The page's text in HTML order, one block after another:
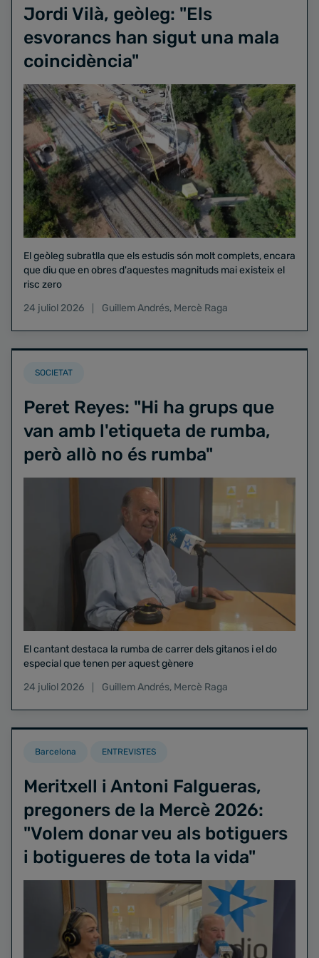
Jordi Vilà, geòleg: "Els
esvorancs han sigut una mala
coincidència"
El geòleg subratlla que els estudis són molt complets, encara
que diu que en obres d'aquestes magnituds mai existeix el
risc zero
24 juliol 2026
Guillem Andrés, Mercè Raga
SOCIETAT
Peret Reyes: "Hi ha grups que
van amb l'etiqueta de rumba,
però allò no és rumba"
El cantant destaca la rumba de carrer dels gitanos i el do
especial que tenen per aquest gènere
24 juliol 2026
Guillem Andrés, Mercè Raga
Barcelona ENTREVISTES
Meritxell i Antoni Falgueras,
pregoners de la Mercè 2026:
"Volem donar veu als botiguers
i botigueres de tota la vida"